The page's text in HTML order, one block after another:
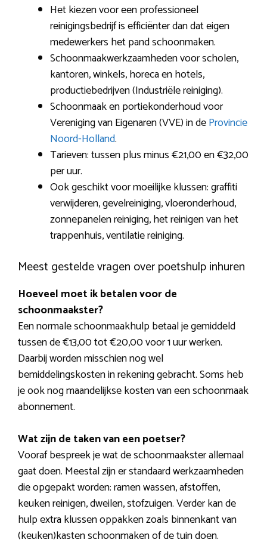
Het kiezen voor een professioneel
reinigingsbedrijf is efficiënter dan dat eigen
medewerkers het pand schoonmaken.
Schoonmaakwerkzaamheden voor scholen,
kantoren, winkels, horeca en hotels,
productiebedrijven (Industriële reiniging).
Schoonmaak en portiekonderhoud voor
Vereniging van Eigenaren (VVE) in deProvincie
Noord-Holland.
Tarieven: tussen plus minus €21,00 en €32,00
per uur.
Ook geschikt voor moeilijke klussen: graffiti
verwijderen, gevelreiniging, vloeronderhoud,
zonnepanelen reiniging, het reinigen van het
trappenhuis, ventilatie reiniging.
Meest gestelde vragen over poetshulp inhuren
Hoeveel moet ik betalen voor de
schoonmaakster?
Een normale schoonmaakhulp betaal je gemiddeld
tussen de €13,00 tot €20,00 voor 1 uur werken.
Daarbij worden misschien nog wel
bemiddelingskosten in rekening gebracht. Soms heb
je ook nog maandelijkse kosten van een schoonmaak
abonnement.
Wat zijn de taken van een poetser?
Vooraf bespreek je wat de schoonmaakster allemaal
gaat doen. Meestal zijn er standaard werkzaamheden
die opgepakt worden: ramen wassen, afstoffen,
keuken reinigen, dweilen, stofzuigen. Verder kan de
hulp extra klussen oppakken zoals binnenkant van
(keuken)kasten schoonmaken of de tuin doen.